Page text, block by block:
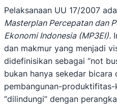
Pelaksanaan UU 17/2007
Masterplan Percepatan dan
Ekonomi Indonesia (MP3EI).
dan makmur yang menjadi
didefinisikan sebagai “not
bukan hanya sekedar
pembangunan-produktifitas-
“dilindungi” dengan